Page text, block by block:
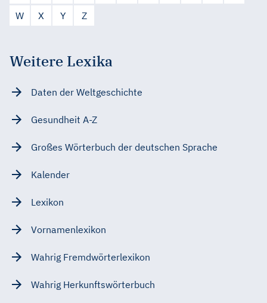
W
X Y Z
Weitere Lexika
Daten der Weltgeschichte
Gesundheit A-Z
Großes Wörterbuch der deutschen Sprache
Kalender
Lexikon
Vornamenlexikon
Wahrig Fremdwörterlexikon
Wahrig Herkunftswörterbuch